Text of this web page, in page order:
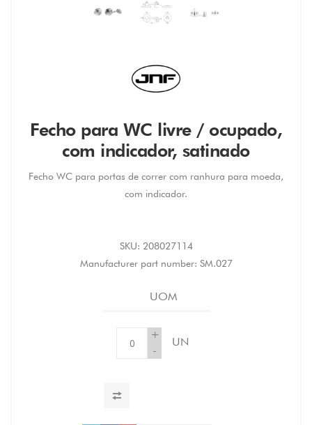
Fecho para WC livre / ocupado,
com indicador, satinado
Fecho WC para portas de correr com ranhura para moeda,
com indicador.
SKU: 208027114
Manufacturer part number: SM.027
UOM
+
-
UN